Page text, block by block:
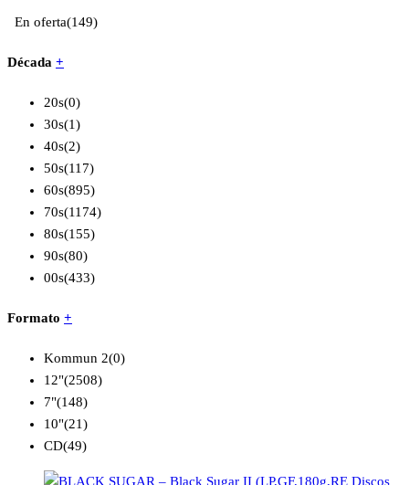
En oferta(149)
Década +
20s(0)
30s(1)
40s(2)
50s(117)
60s(895)
70s(1174)
80s(155)
90s(80)
00s(433)
Formato +
Kommun 2(0)
12"(2508)
7"(148)
10"(21)
CD(49)